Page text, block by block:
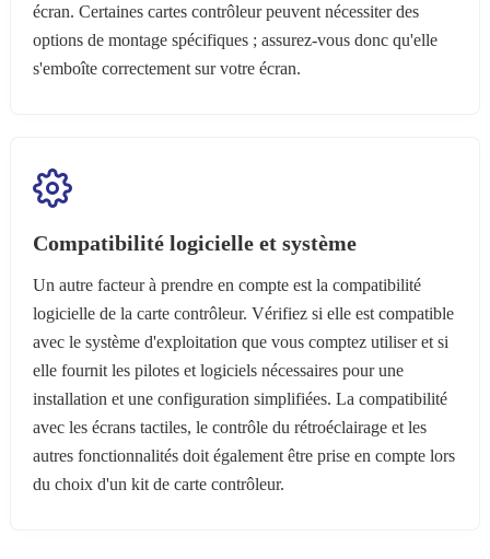
écran. Certaines cartes contrôleur peuvent nécessiter des
options de montage spécifiques ; assurez-vous donc qu'elle
s'emboîte correctement sur votre écran.
Compatibilité logicielle et système
Un autre facteur à prendre en compte est la compatibilité
logicielle de la carte contrôleur. Vérifiez si elle est compatible
avec le système d'exploitation que vous comptez utiliser et si
elle fournit les pilotes et logiciels nécessaires pour une
installation et une configuration simplifiées. La compatibilité
avec les écrans tactiles, le contrôle du rétroéclairage et les
autres fonctionnalités doit également être prise en compte lors
du choix d'un kit de carte contrôleur.